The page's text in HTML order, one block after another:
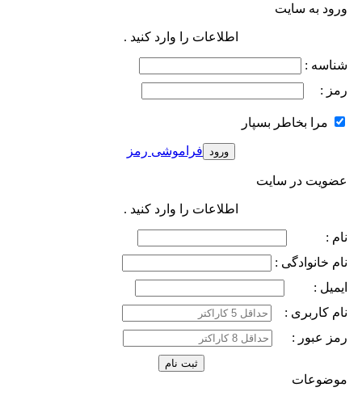
ورود به سایت
اطلاعات را وارد کنید .
شناسه :
رمز :
مرا بخاطر بسپار
فراموشی رمز
عضویت در سایت
اطلاعات را وارد کنید .
نام :
نام خانوادگی :
ایمیل :
نام کاربری :
رمز عبور :
موضوعات